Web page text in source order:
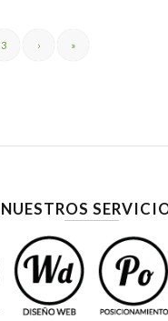
3 › »
NUESTROS